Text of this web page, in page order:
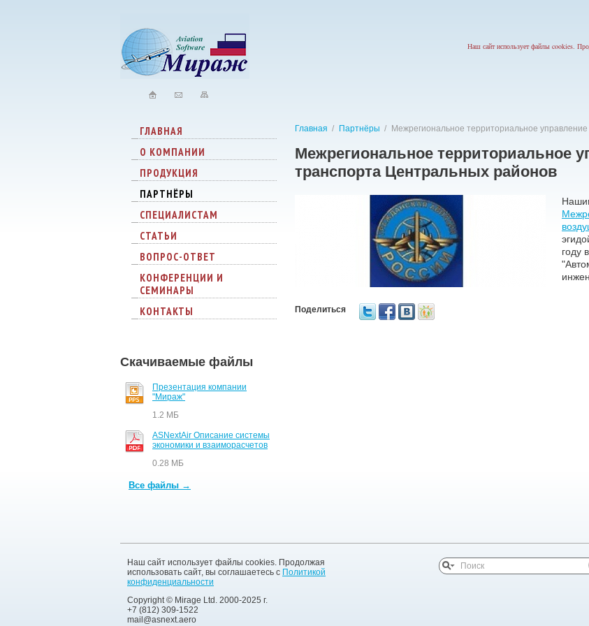
Наш сайт использует файлы cookies.
Главная / Партнёры / Межрегиональное территориальное
Межрегиональное территориальное
транспорта Центральных районов
году
Поделиться
ГЛАВНАЯ
О КОМПАНИИ
ПРОДУКЦИЯ
ПАРТНЁРЫ
СПЕЦИАЛИСТАМ
СТАТЬИ
ВОПРОС-ОТВЕТ
КОНФЕРЕНЦИИ И
СЕМИНАРЫ
КОНТАКТЫ
Скачиваемые файлы
Презентация компании
"Мираж"
1.2 МБ
ASNextAir Описание системы
экономики и взаиморасчетов
0.28 МБ
Все файлы →
Наш сайт использует файлы cookies. Продолжая
использовать сайт, вы соглашаетесь с Политикой
конфиденциальности
Copyright © Mirage Ltd. 2000-2025 г.
+7 (812) 309-1522
mail@asnext.aero